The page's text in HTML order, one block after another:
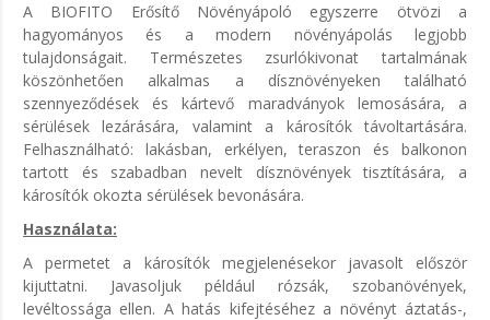
A BIOFITO Erősítő Növényápoló egyszerre ötvözi a
hagyományos és a modern növényápolás legjobb
tulajdonságait. Természetes zsurlókivonat tartalmának
köszönhetően alkalmas a dísznövényeken található
szennyeződések és kártevő maradványok lemosására, a
sérülések lezárására, valamint a károsítók távoltartására.
Felhasználható: lakásban, erkélyen, teraszon és balkonon
tartott és szabadban nevelt dísznövények tisztítására, a
károsítók okozta sérülések bevonására.
Használata:
A permetet a károsítók megjelenésekor javasolt először
kijuttatni. Javasoljuk például rózsák, szobanövények,
levéltossága ellen. A hatás kifejtéséhez a növényt áztatás-,